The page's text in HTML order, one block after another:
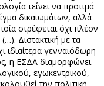
τείνει να προτιμά
δικαιωμάτων, αλλά
στρέφεται όχι πλέον
Διστακτική με τα
ιδιαίτερα γενναιόδωρη
η ΕΣΔΑ διαμορφώνει
εγωκεντρικού,